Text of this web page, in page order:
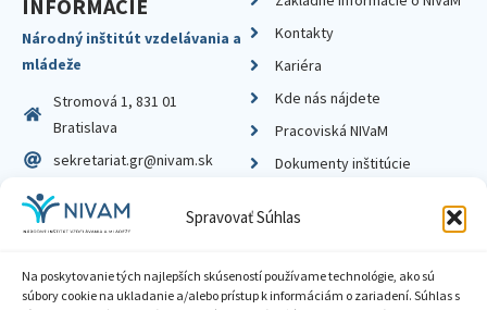
Spravovať Súhlas
Na poskytovanie tých najlepších skúseností používame technológie, ako sú
súbory cookie na ukladanie a/alebo prístup k informáciám o zariadení. Súhlas s
INFORMÁCIE
Národný inštitút vzdelávania a
mládeže
Stromová 1, 831 01
Bratislava
sekretariat.gr@nivam.sk
IČO: 00164348
DIČ: 2020798714
Kontakty
Kariéra
Kde nás nájdete
Pracoviská NIVaM
Dokumenty inštitúcie